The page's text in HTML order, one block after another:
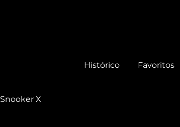
Histórico Favoritos
Snooker X